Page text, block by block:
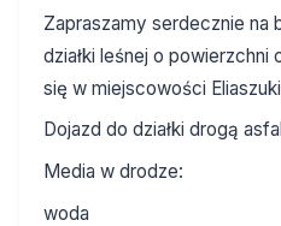
Zapraszamy serdecznie na
działki leśnej o powierzchni
się w miejscowości
Dojazd do działki drogą
Media w drodze:
woda